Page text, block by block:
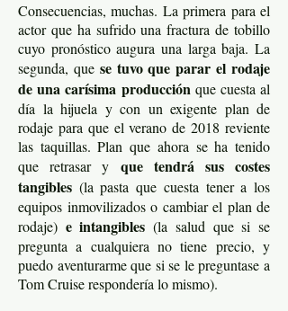
Consecuencias, muchas. La primera para el
actor que ha sufrido una fractura de tobillo
cuyo pronóstico augura una larga baja. La
segunda, que se tuvo que parar el rodaje
de una carísima producción que cuesta al
día la hijuela y con un exigente plan de
rodaje para que el verano de 2018 reviente
las taquillas. Plan que ahora se ha tenido
que retrasar y que tendrá sus costes
tangibles (la pasta que cuesta tener a los
equipos inmovilizados o cambiar el plan de
rodaje) e intangibles (la salud que si se
pregunta a cualquiera no tiene precio, y
puedo aventurarme que si se le preguntase a
Tom Cruise respondería lo mismo).